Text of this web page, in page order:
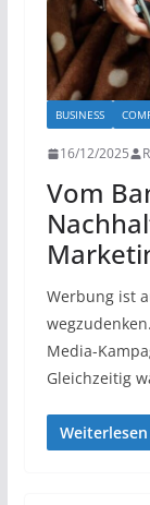
BUSINESS
16/12/2025
Vom
Werbung ist
Media-
Gleichzeitig
Weiterlesen